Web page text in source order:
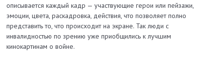
описывается каждый кадр — участвующие герои или пейзажи,
эмоции, цвета, раскадровка, действия, что позволяет полно
представить то, что происходит на экране. Так люди с
инвалидностью по зрению уже приобщились к лучшим
кинокартинам о войне.